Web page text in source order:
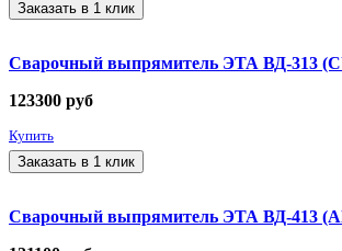
Заказать в 1 клик
Сварочный выпрямитель ЭТА ВД-313
123300 руб
Купить
Заказать в 1 клик
Сварочный выпрямитель ЭТА ВД-413